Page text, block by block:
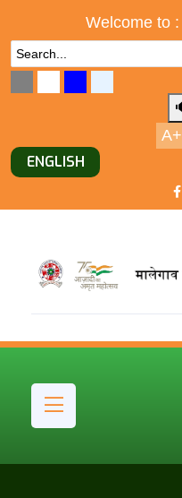
Welcome to :
A+
ENGLISH